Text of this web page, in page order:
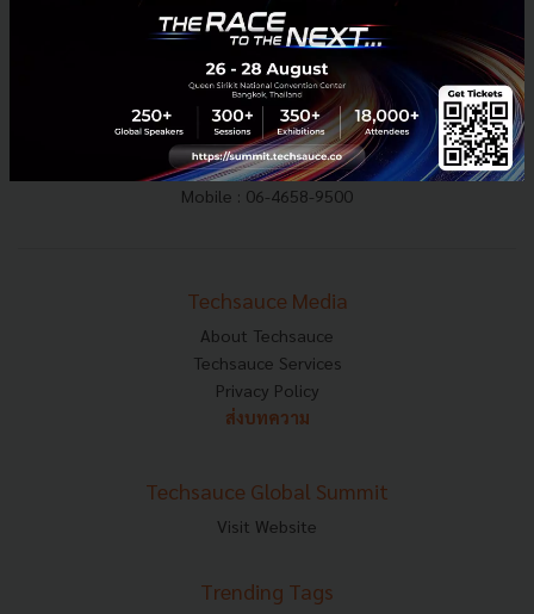
E-mail :contact@techsauce.co
Tel : 02-001-5375
Mobile : 06-4658-9500
Techsauce Media
About Techsauce
Techsauce Services
Privacy Policy
ส่งบทความ
Techsauce Global Summit
Visit Website
Trending Tags